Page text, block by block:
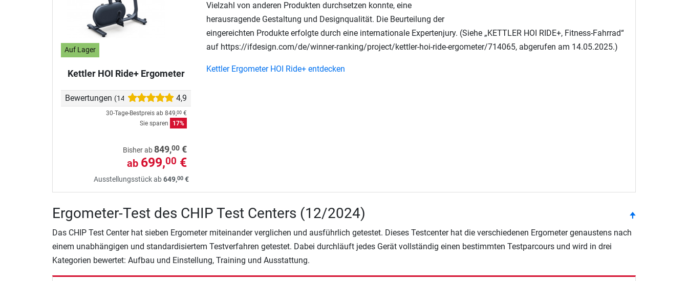
Auf Lager
Kettler HOI Ride+ Ergometer
Bewertungen (14) 4,9
30-Tage-Bestpreis ab 849,00 €
Sie sparen
17%
Bisher ab849,00 €
ab 699,00 €
Ausstellungsstück ab649,00 €
Vielzahl von anderen Produkten durchsetzen konnte, eine
herausragende Gestaltung und Designqualität. Die Beurteilung der
eingereichten Produkte erfolgte durch eine internationale Expertenjury. (Siehe „KETTLER HOI RIDE+, Fitness-Fahrrad“
auf https://ifdesign.com/de/winner-ranking/project/kettler-hoi-ride-ergometer/714065, abgerufen am 14.05.2025.)
Kettler Ergometer HOI Ride+ entdecken
Ergometer-Test des CHIP Test Centers (12/2024) 🠉top
Das CHIP Test Center hat sieben Ergometer miteinander verglichen und ausführlich getestet. Dieses Testcenter hat die verschiedenen Ergometer genaustens nach
einem unabhängigen und standardisiertem Testverfahren getestet. Dabei durchläuft jedes Gerät vollständig einen bestimmten Testparcours und wird in drei
Kategorien bewertet: Aufbau und Einstellung, Training und Ausstattung.